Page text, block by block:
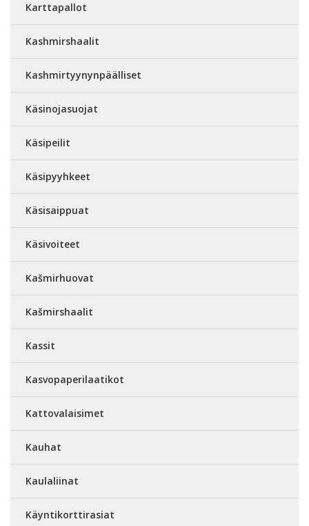
Karttapallot
Kashmirshaalit
Kashmirtyynynpäälliset
Käsinojasuojat
Käsipeilit
Käsipyyhkeet
Käsisaippuat
Käsivoiteet
Kašmirhuovat
Kašmirshaalit
Kassit
Kasvopaperilaatikot
Kattovalaisimet
Kauhat
Kaulaliinat
Käyntikorttirasiat